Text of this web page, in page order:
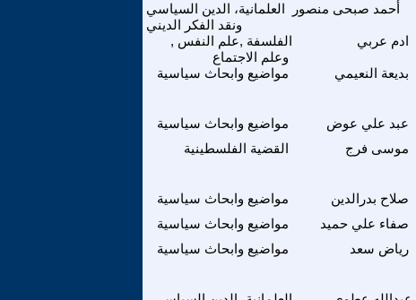
العلمانية، الدين السياسي
ونقد الفكر الديني
أحمد صبحى منصور
الفلسفة ,علم النفس ,
وعلم الاجتماع
ادم عربي
مواضيع وابحاث سياسية بديعة النعيمي
مواضيع وابحاث سياسية عبد علي عوض
القضية الفلسطينية
موسى فرج
مواضيع وابحاث سياسية صلاح بدرالدين
مواضيع وابحاث سياسية
صفاء علي حميد
مواضيع وابحاث سياسية
رياض سعد